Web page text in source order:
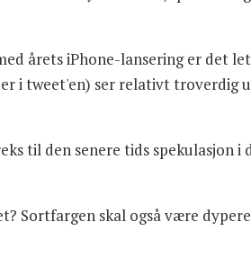
årets iPhone-lansering er det
i tweet'en) ser relativt troverdig
til den senere tids spekulasjon i
Sortfargen skal også være